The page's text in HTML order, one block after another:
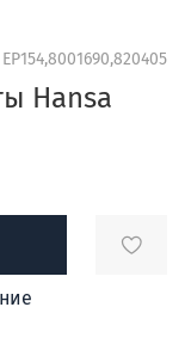
EP154,8001690,820405
Hansa